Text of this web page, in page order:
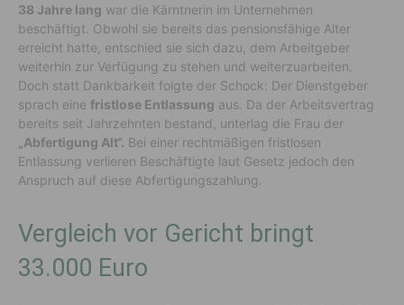
38 Jahre lang war die Kärntnerin im Unternehmen
beschäftigt. Obwohl sie bereits das pensionsfähige Alter
erreicht hatte, entschied sie sich dazu, dem Arbeitgeber
weiterhin zur Verfügung zu stehen und weiterzuarbeiten.
Doch statt Dankbarkeit folgte der Schock: Der Dienstgeber
sprach eine fristlose Entlassung aus. Da der Arbeitsvertrag
bereits seit Jahrzehnten bestand, unterlag die Frau der
„Abfertigung Alt“. Bei einer rechtmäßigen fristlosen
Entlassung verlieren Beschäftigte laut Gesetz jedoch den
Anspruch auf diese Abfertigungszahlung.
Vergleich vor Gericht bringt
33.000 Euro